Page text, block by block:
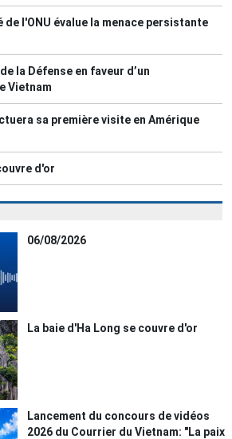
de l'ONU évalue la menace persistante
la Défense en faveur d’un
Vietnam
sa première visite en Amérique
d'or
06/08/2026
La baie d'Ha Long se couvre d'or
Lancement du concours de vidéos
2026 du Courrier du Vietnam: "La paix